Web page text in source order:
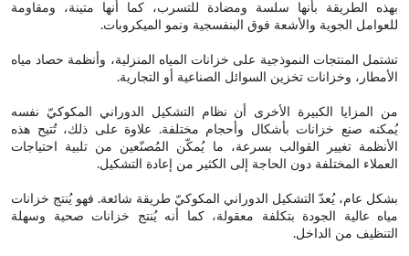
بهذه الطريقة بأنها سلسة ومضادة للتسرب، كما أنها متينة، ومقاومة
للعوامل الجوية والأشعة فوق البنفسجية ونمو الميكروبات.
تشتمل المنتجات النموذجية على خزانات المياه المنزلية، وأنظمة حصاد مياه
الأمطار، وخزانات تخزين السوائل الصناعية أو التجارية.
من المزايا الكبيرة الأخرى أن نظام التشكيل الدوراني المكوكيّ نفسه
يُمكنه صنع خزانات بأشكال وأحجام مختلفة. علاوة على ذلك، تُتيح هذه
الأنظمة تغيير القوالب بسرعة، ما يُمكّن المُصنّعين من تلبية احتياجات
العملاء المختلفة دون الحاجة إلى الكثير من إعادة التشكيل.
بشكل عام، يُعدّ التشكيل الدوراني المكوكيّ طريقة شائعة. فهو يُنتج خزانات
مياه عالية الجودة بتكلفة معقولة، كما أنه يُنتج خزانات صحية وسهلة
التنظيف من الداخل.